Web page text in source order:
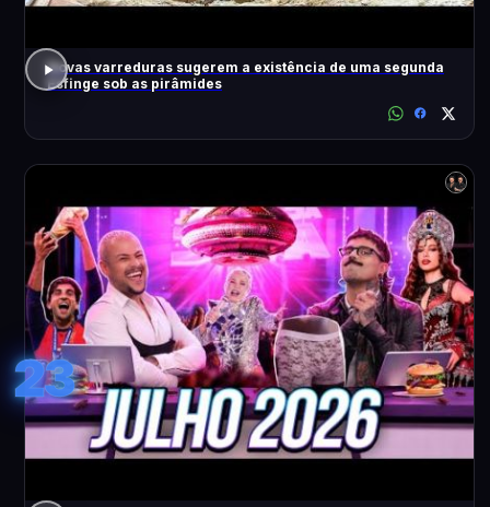
Novas varreduras sugerem a existência de uma segunda
Esfinge sob as pirâmides
23